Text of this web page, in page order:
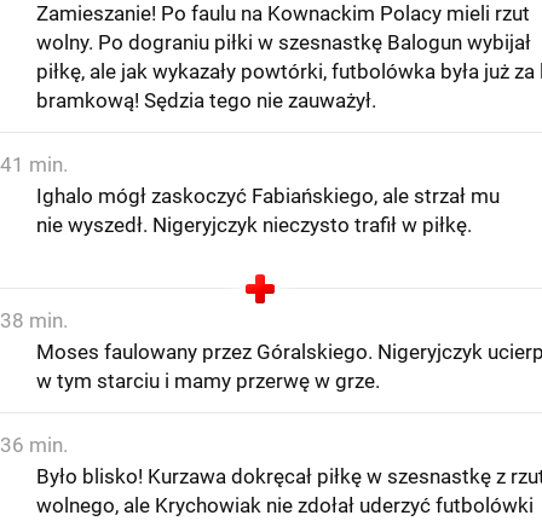
Zamieszanie! Po faulu na Kownackim Polacy mieli rzut
wolny. Po dograniu piłki w szesnastkę Balogun wybijał
piłkę, ale jak wykazały powtórki, futbolówka była już za
bramkową! Sędzia tego nie zauważył.
41 min.
Ighalo mógł zaskoczyć Fabiańskiego, ale strzał mu
nie wyszedł. Nigeryjczyk nieczysto trafił w piłkę.
38 min.
Moses faulowany przez Góralskiego. Nigeryjczyk
w tym starciu i mamy przerwę w grze.
36 min.
Było blisko! Kurzawa dokręcał piłkę w szesnastkę z
wolnego, ale Krychowiak nie zdołał uderzyć futbolówki